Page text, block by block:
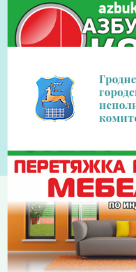
Наши партнеры
Рекламодателям
Обращения
Контакты
О редакции